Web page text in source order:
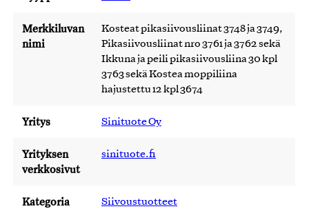
Merkkiluvan
nimi
Kosteat pikasiivousliinat 3748 ja 3749,
Pikasiivousliinat nro 3761 ja 3762 sekä
Ikkuna ja peili pikasiivousliina 30 kpl
3763 sekä Kostea moppiliina
hajustettu 12 kpl 3674
Yritys Sinituote Oy
Yrityksen
verkkosivut
sinituote.fi
Kategoria Siivoustuotteet